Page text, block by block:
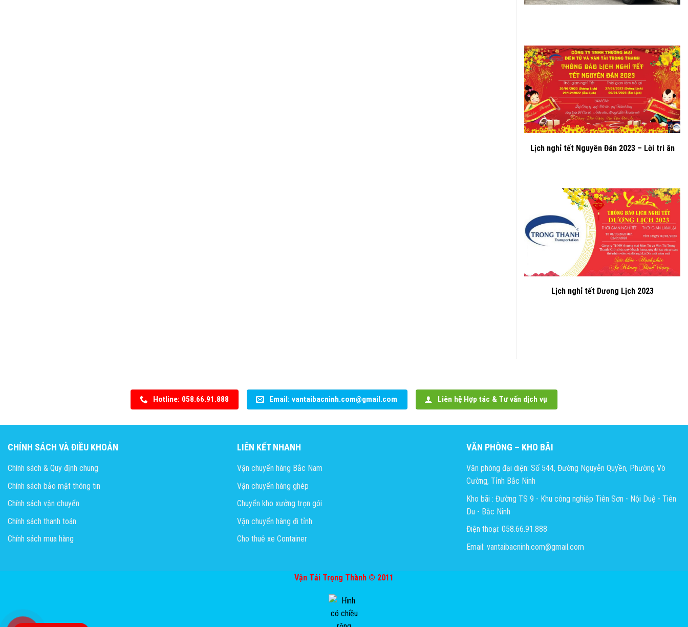
Lịch nghỉ tết Nguyên Đán 2023 – Lời tri ân
Lịch nghỉ tết Dương Lịch 2023
Hotline: 058.66.91.888 Email: vantaibacninh.com@gmail.com Liên hệ Hợp tác & Tư vấn dịch vụ
CHÍNH SÁCH VÀ ĐIỀU KHOẢN
Chính sách & Quy định chung
Chính sách bảo mật thông tin
Chính sách vận chuyển
Chính sách thanh toán
Chính sách mua hàng
LIÊN KẾT NHANH
Vận chuyển hàng Bắc Nam
Vận chuyển hàng ghép
Chuyển kho xưởng trọn gói
Vận chuyển hàng đi tỉnh
Cho thuê xe Container
VĂN PHÒNG – KHO BÃI
Văn phòng đại diện: Số 544, Đường Nguyễn Quyền, Phường Võ
Cường, Tỉnh Bắc Ninh
Kho bãi : Đường TS 9 - Khu công nghiệp Tiên Sơn - Nội Duệ - Tiên
Du - Bắc Ninh
Điện thoại: 058.66.91.888
Email: vantaibacninh.com@gmail.com
Vận Tải Trọng Thành © 2011